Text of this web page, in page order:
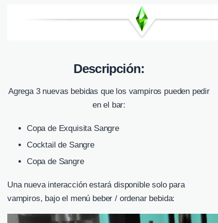
Descripción:
Agrega 3 nuevas bebidas que los vampiros pueden pedir
en el bar:
Copa de Exquisita Sangre
Cocktail de Sangre
Copa de Sangre
Una nueva interacción estará disponible solo para
vampiros, bajo el menú beber / ordenar bebida: